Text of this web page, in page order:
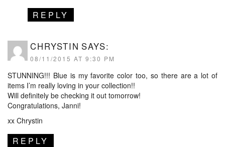
REPLY
CHRYSTIN SAYS:
08/11/2015 AT 9:30 PM
STUNNING!!! Blue is my favorite color too, so there are a lot of
items I’m really loving in your collection!!
Will definitely be checking it out tomorrow!
Congratulations, Janni!
xx Chrystin
REPLY